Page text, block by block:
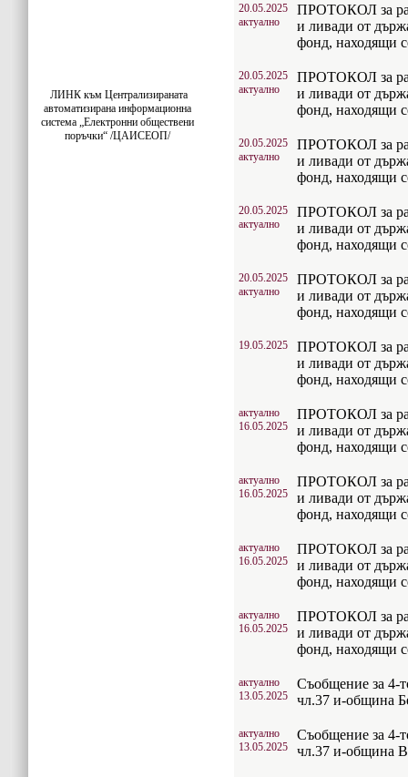
ЛИНК към Централизираната
автоматизирана информационна
система „Електронни обществени
поръчки“ /ЦАИСЕОП/
20.05.2025
актуално
ПРОТОКОЛ за
и ливади от
фонд, находящи
20.05.2025
актуално
ПРОТОКОЛ за
и ливади от
фонд, находящи
20.05.2025
актуално
ПРОТОКОЛ за
и ливади от
фонд, находящи
20.05.2025
актуално
ПРОТОКОЛ за
и ливади от
фонд, находящи
20.05.2025
актуално
ПРОТОКОЛ за
и ливади от
фонд, находящи
19.05.2025
ПРОТОКОЛ за
и ливади от
фонд, находящи
актуално
16.05.2025
ПРОТОКОЛ за
и ливади от
фонд, находящи
актуално
16.05.2025
ПРОТОКОЛ за
и ливади от
фонд, находящи
актуално
16.05.2025
ПРОТОКОЛ за
и ливади от
фонд, находящи
актуално
16.05.2025
ПРОТОКОЛ за
и ливади от
фонд, находящи
актуално
13.05.2025
Съобщение за 4-
чл.37 и-община
актуално
13.05.2025
Съобщение за 4-
чл.37 и-община